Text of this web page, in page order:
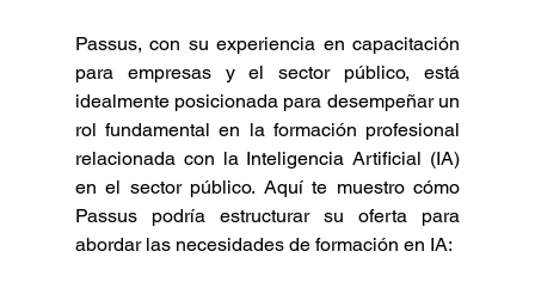
Passus, con su experiencia en capacitación
para empresas y el sector público, está
idealmente posicionada para desempeñar un
rol fundamental en la formación profesional
relacionada con la Inteligencia Artificial (IA)
en el sector público. Aquí te muestro cómo
Passus podría estructurar su oferta para
abordar las necesidades de formación en IA: